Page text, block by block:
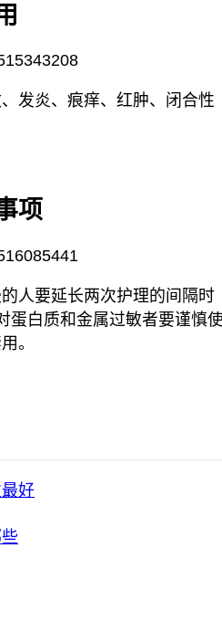
发炎、痕痒、红肿、闭合性
项
人要延长两次护理的间隔时
蛋白质和金属过敏者要谨慎
。
好